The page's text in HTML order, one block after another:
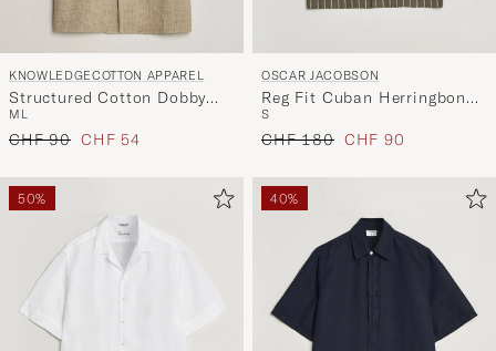
KNOWLEDGECOTTON APPAREL
Structured Cotton Dobby
Shirt Twill
M L
Regulärer Preis
CHF 90 Reduzierter Preis
CHF 54
OSCAR JACOBSON
Reg Fit Cuban Herringbone
Short Sleeve Shirt Green
S
Regulärer Preis
CHF 180 Reduzierter Preis
CHF 90
50% 40%